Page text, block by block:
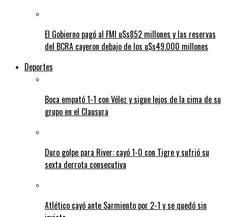
El Gobierno pagó al FMI u$s852 millones y las reservas
del BCRA cayeron debajo de los u$s49.000 millones
Deportes
Boca empató 1-1 con Vélez y sigue lejos de la cima de su
grupo en el Clausura
Duro golpe para River: cayó 1-0 con Tigre y sufrió su
sexta derrota consecutiva
Atlético cayó ante Sarmiento por 2-1 y se quedó sin